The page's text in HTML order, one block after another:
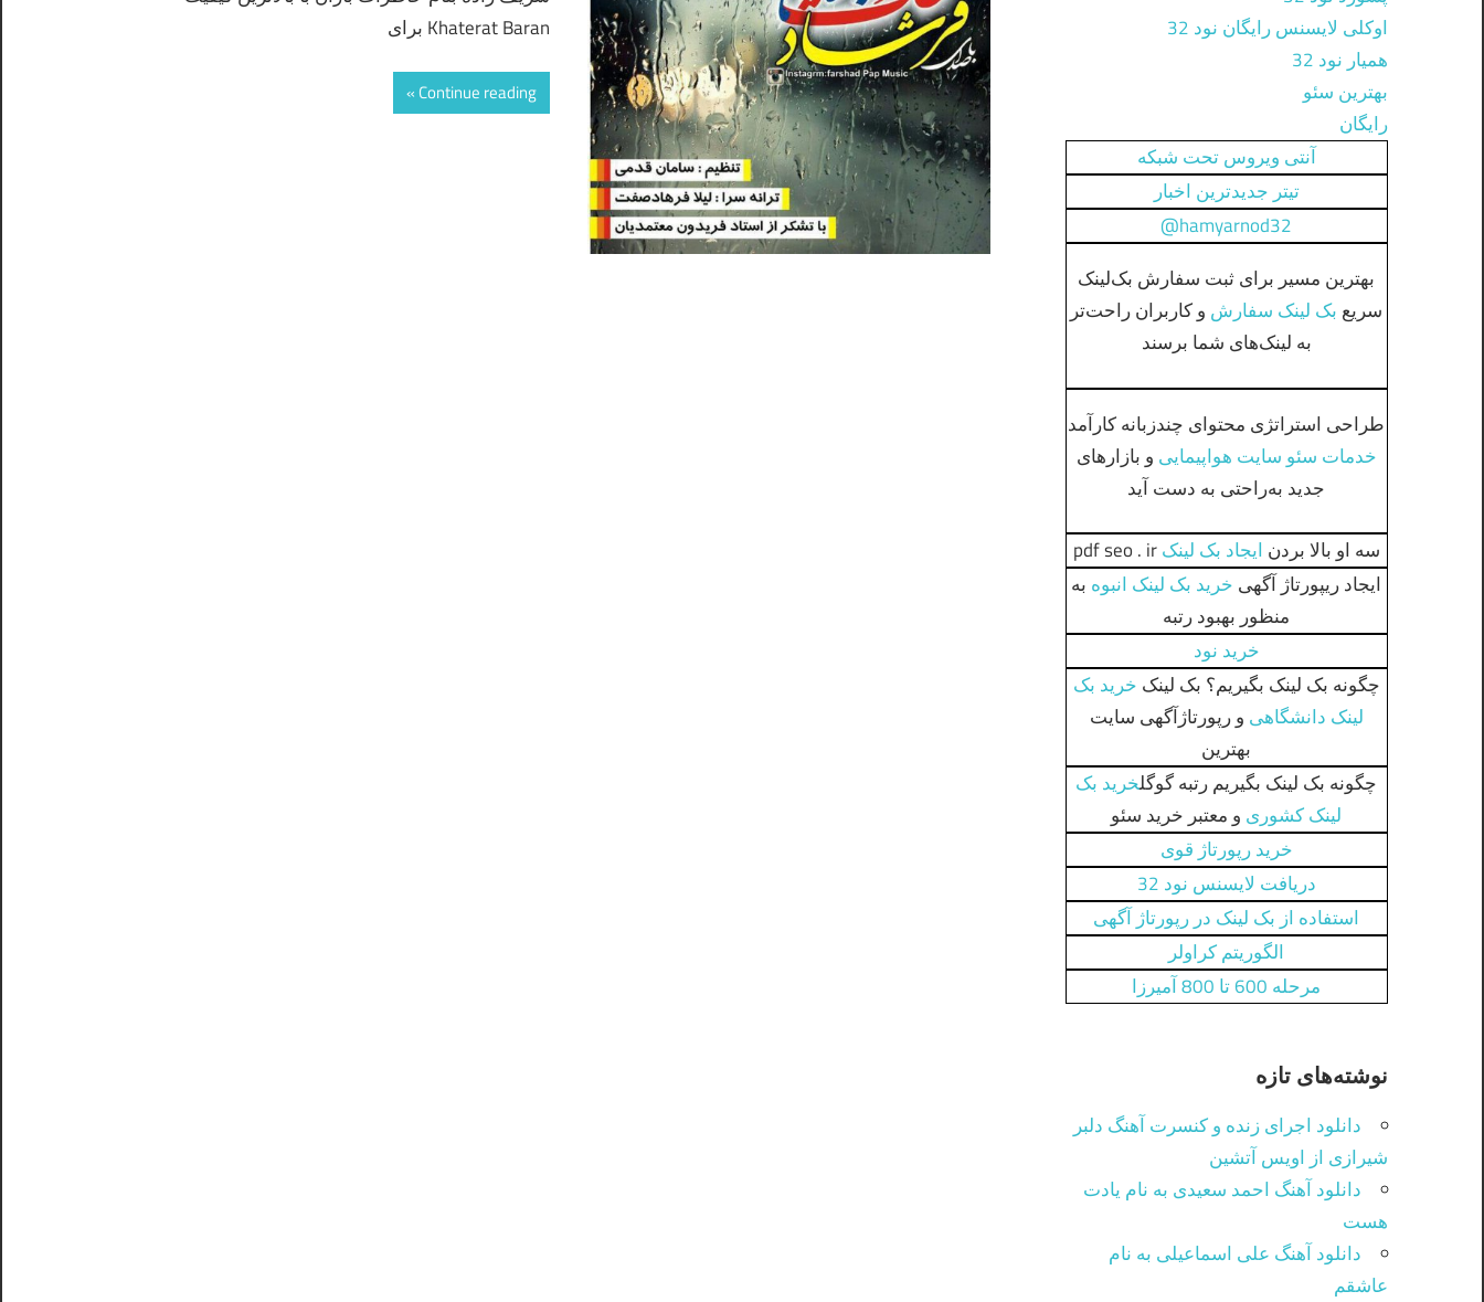
Khaterat Baran برای
Continue reading
اوکلی لایسنس رایگان نود 32
همیار نود 32
بهترین سئو
رایگان
آنتی ویروس تحت شبکه
تیتر جدیدترین اخبار
hamyarnod32@
بهترین مسیر برای ثبت سفارش بک‌لینک
سریع بک لینک سفارش و کاربران راحت‌تر
به لینک‌های شما برسند
طراحی استراتژی محتوای چندزبانه کارآمد
خدمات سئو سایت هواپیمایی و بازارهای
جدید به‌راحتی به دست آید
سه او بالا بردن ایجاد بک لینکpdf seo . ir
ایجاد ریپورتاژ آگهی خرید بک لینک انبوه به
منظور بهبود رتبه
خرید نود
چگونه بک لینک بگیریم؟ بک لینک خرید بک
لینک دانشگاهی و رپورتاژآگهی سایت
بهترین
چگونه بک لینک بگیریم رتبه گوگلخرید بک
لینک کشوری و معتبر خرید سئو
خرید رپورتاژ قوی
دریافت لایسنس نود 32
استفاده از بک لینک در رپورتاژ آگهی
الگوریتم کراولر
مرحله 600 تا 800 آمیرزا
نوشته‌های تازه
دانلود اجرای زنده و کنسرت آهنگ دلبر
شیرازی از اویس آتشین
دانلود آهنگ احمد سعیدی به نام یادت
هست
دانلود آهنگ علی اسماعیلی به نام
عاشقم